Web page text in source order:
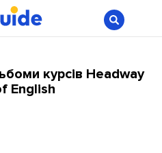
курсів Headway
English